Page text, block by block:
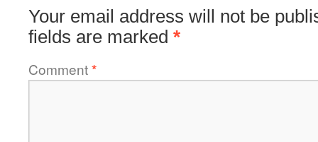
Your email address will not be
fields are marked *
Comment*